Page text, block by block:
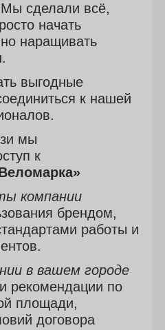
Мы сделали всё,
начать
наращивать
выгодные
к нашей
мы
к
компании
брендом,
работы и
в вашем городе
рекомендации по
площади,
договора